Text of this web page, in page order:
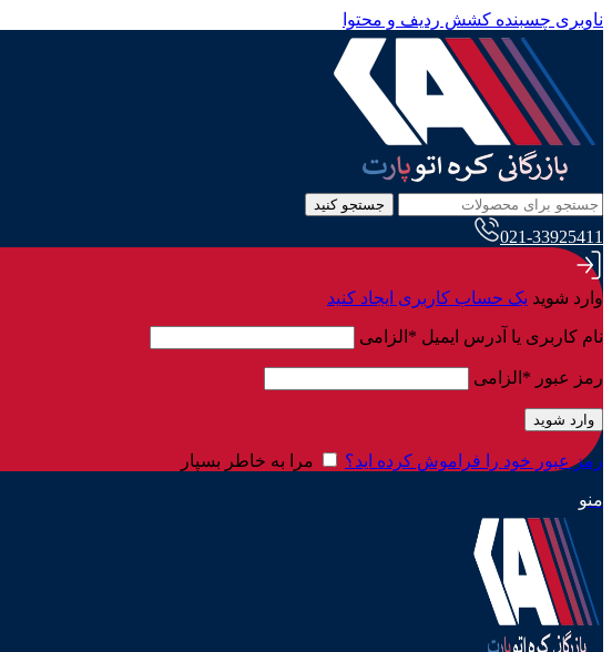
ناوبری چسبنده کشش ردیف و محتوا
جستجو کنید
021-33925411
وارد شوید یک حساب کاربری ایجاد کنید
نام کاربری یا آدرس ایمیل * الزامی
رمز عبور * الزامی
وارد شوید
رمز عبور خود را فراموش کرده اید؟ مرا به خاطر بسپار
منو